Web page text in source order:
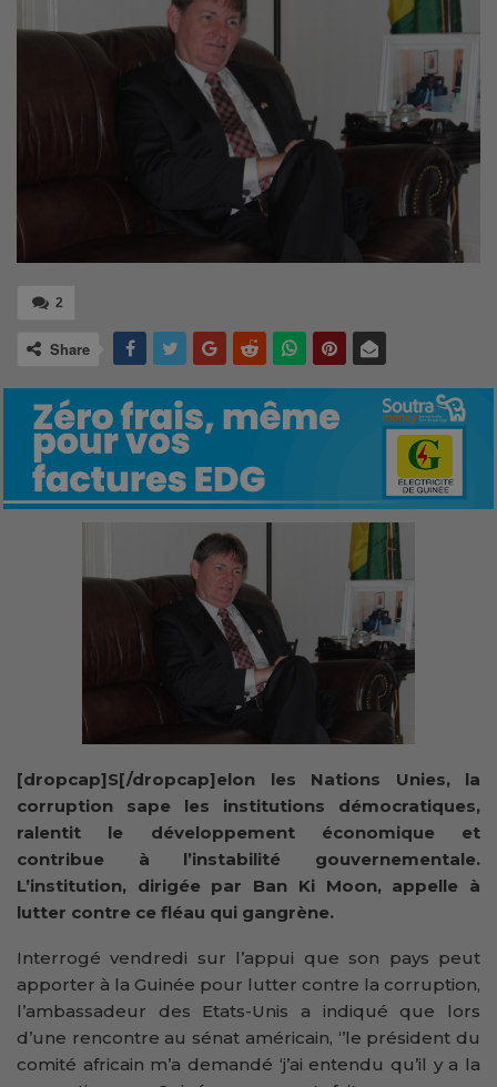
2
Share
[dropcap]S[/dropcap]elon les Nations Unies, la
corruption sape les institutions démocratiques,
ralentit le développement économique et
contribue à l’instabilité gouvernementale.
L’institution, dirigée par Ban Ki Moon, appelle à
lutter contre ce fléau qui gangrène.
Interrogé vendredi sur l’appui que son pays peut
apporter à la Guinée pour lutter contre la corruption,
l’ambassadeur des Etats-Unis a indiqué que lors
d’une rencontre au sénat américain, ‘’le président du
comité africain m’a demandé ‘j’ai entendu qu’il y a la